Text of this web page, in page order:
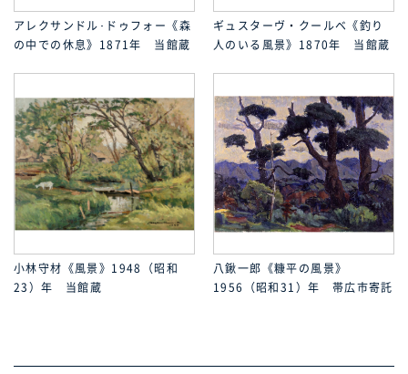
アレクサンドル･ドゥフォー《森
の中での休息》1871年 当館蔵
ギュスターヴ・クールベ《釣り
人のいる風景》1870年 当館蔵
小林守材《風景》1948（昭和
23）年 当館蔵
八鍬一郎《糠平の風景》
1956（昭和31）年 帯広市寄託